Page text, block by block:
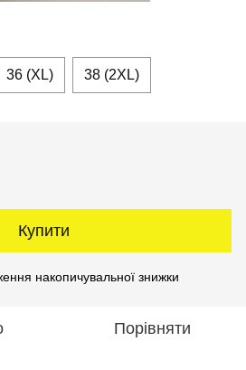
36 (XL) 38 (2XL)
Купити
накопичувальної знижки
Порівняти